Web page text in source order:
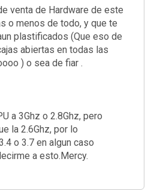
venta de Hardware de este
o menos de todo, y que te
plastificados (Que eso de
abiertas en todas las
) o sea de fiar .
a 3Ghz o 2.8Ghz, pero
la 2.6Ghz, por lo
o 3.7 en algun caso
a esto.Mercy.